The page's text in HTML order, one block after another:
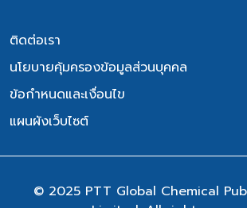
ติดต่อเรา
นโยบายคุ้มครองข้อมูลส่วนบุคคล
ข้อกำหนดและเงื่อนไข
แผนผังเว็บไซต์
© 2025 PTT Global Chemical